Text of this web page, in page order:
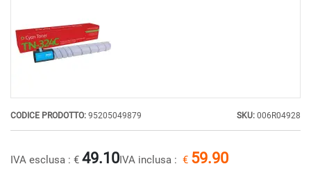
IVA esclusa : € 49.10IVA inclusa : € 59.90